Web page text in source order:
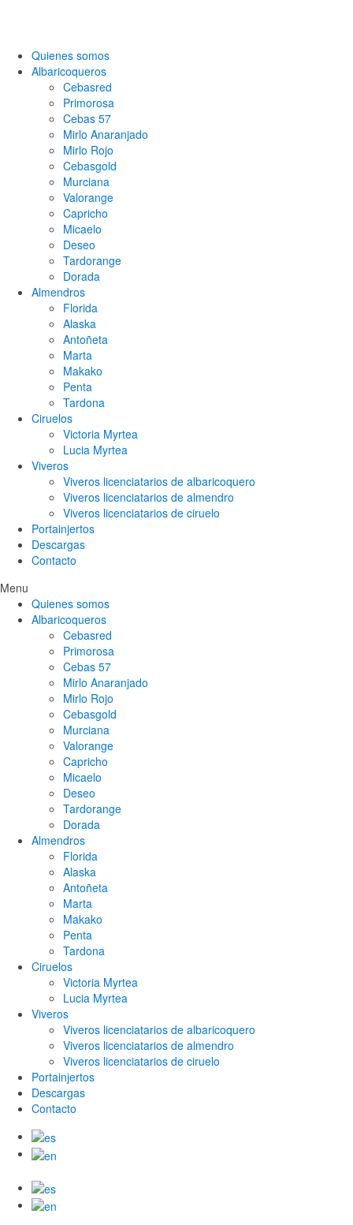
Quienes somos
Albaricoqueros
Cebasred
Primorosa
Cebas 57
Mirlo Anaranjado
Mirlo Rojo
Cebasgold
Murciana
Valorange
Capricho
Micaelo
Deseo
Tardorange
Dorada
Almendros
Florida
Alaska
Antoñeta
Marta
Makako
Penta
Tardona
Ciruelos
Victoria Myrtea
Lucia Myrtea
Viveros
Viveros licenciatarios de albaricoquero​
Viveros licenciatarios de almendro​
Viveros licenciatarios de ciruelo
Portainjertos
Descargas
Contacto
Menu
Quienes somos
Albaricoqueros
Cebasred
Primorosa
Cebas 57
Mirlo Anaranjado
Mirlo Rojo
Cebasgold
Murciana
Valorange
Capricho
Micaelo
Deseo
Tardorange
Dorada
Almendros
Florida
Alaska
Antoñeta
Marta
Makako
Penta
Tardona
Ciruelos
Victoria Myrtea
Lucia Myrtea
Viveros
Viveros licenciatarios de albaricoquero​
Viveros licenciatarios de almendro​
Viveros licenciatarios de ciruelo
Portainjertos
Descargas
Contacto